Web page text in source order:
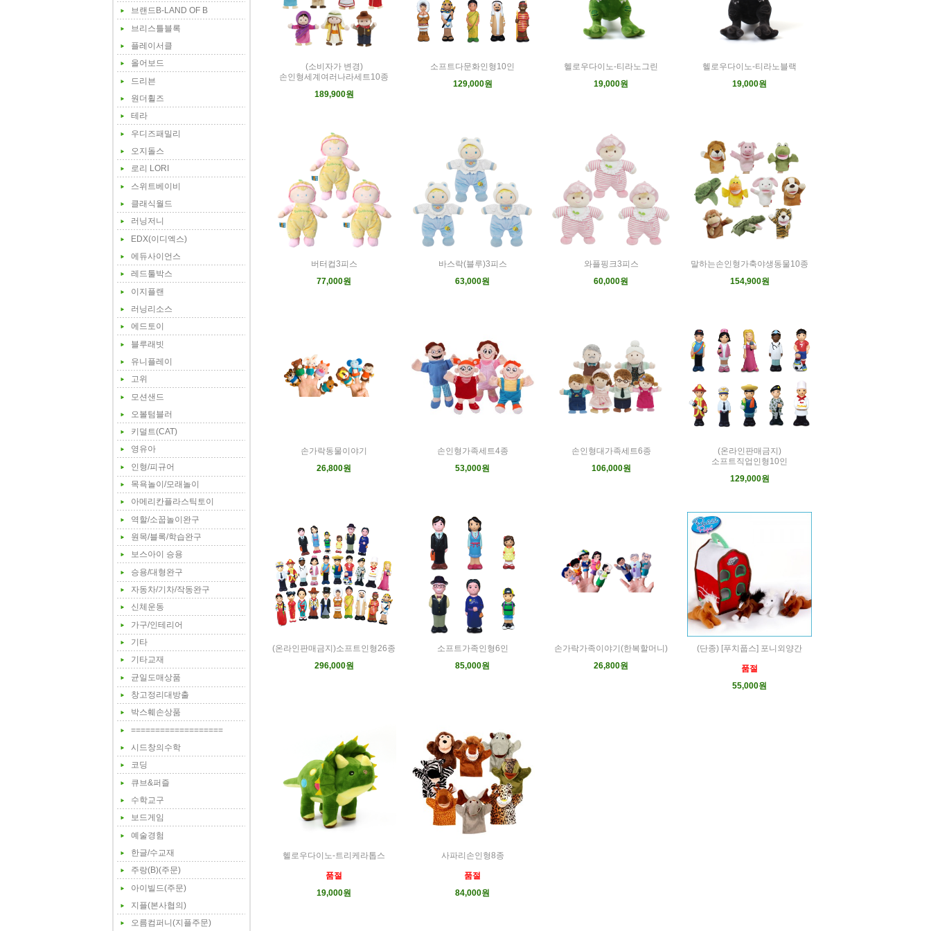
브랜드B-LAND OF B
브리스틀블록
플레이서클
올어보드
드리븐
원더휠즈
테라
우디즈패밀리
오지돌스
로리 LORI
스위트베이비
클래식월드
러닝저니
EDX(이디엑스)
에듀사이언스
레드툴박스
이지플랜
러닝리소스
에드토이
블루래빗
유니플레이
고위
모션샌드
오볼텀블러
키덜트(CAT)
영유아
인형/피규어
목욕놀이/모래놀이
아메리칸플라스틱토이
역할/소꿉놀이완구
원목/블록/학습완구
보스아이 승용
승용/대형완구
자동차/기차/작동완구
신체운동
가구/인테리어
기타
기타교재
균일도매상품
창고정리대방출
박스훼손상품
===================
시드창의수학
코딩
큐브&퍼즐
수학교구
보드게임
예술경험
한글/수교재
주랑(B)(주문)
아이빌드(주문)
지플(본사협의)
오름컴퍼니(지플주문)
(소비자가 변경)
손인형세계여러나라세트10종
189,900원
소프트다문화인형10인
129,000원
헬로우다이노-티라노그린
19,000원
헬로우다이노-티라노블랙
19,000원
버터컵3피스
77,000원
바스락(블루)3피스
63,000원
와플핑크3피스
60,000원
말하는손인형가축야생동물10종
154,900원
손가락동물이야기
26,800원
손인형가족세트4종
53,000원
손인형대가족세트6종
106,000원
(온라인판매금지)
소프트직업인형10인
129,000원
(온라인판매금지)소프트인형26종
296,000원
소프트가족인형6인
85,000원
손가락가족이야기(한복할머니)
26,800원
(단종) [푸치풉스] 포니외양간
품절
55,000원
헬로우다이노-트리케라톱스
품절
19,000원
사파리손인형8종
품절
84,000원